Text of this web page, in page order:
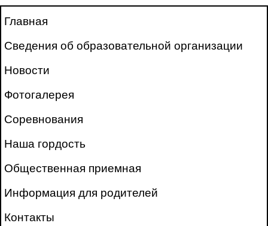
Главная
Сведения об образовательной организации
Новости
Фотогалерея
Соревнования
Наша гордость
Общественная приемная
Информация для родителей
Контакты